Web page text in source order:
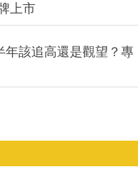
上市
年該追高還是觀望？專